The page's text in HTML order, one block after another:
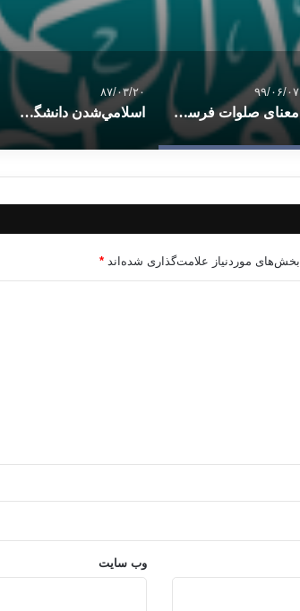
۹۹/۰۶/۰۷
معنای صلوات فرستادن بر پیامبر
۸۷/۰۳/۲۰
اسلامي‌شدن دانشگاه‌ها؛ بزرگ‌ترين چا
بخش‌های موردنیاز علامت‌گذاری شده‌اند *
وب‌ سایت